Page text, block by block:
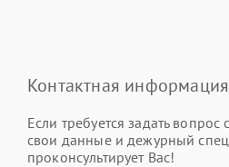
Контактная информация
Если требуется задать вопрос
свои данные и дежурный
проконсультирует Вас!